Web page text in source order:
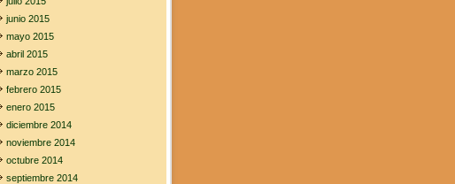
junio 2015
mayo 2015
abril 2015
marzo 2015
febrero 2015
enero 2015
diciembre 2014
noviembre 2014
octubre 2014
septiembre 2014